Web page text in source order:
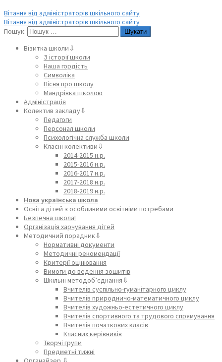
Вітання від адміністраторів шкільного сайту
Вітання від адміністраторів шкільного сайту
Пошук:
Візитка школи⇩
З історії школи
Наша гордість
Символіка
Пісня про школу
Мандрівка школою
Адміністрація
Колектив закладу⇩
Педагоги
Персонал школи
Психологічна служба школи
Класні колективи⇩
2014-2015 н.р.
2015-2016 н.р.
2016-2017 н.р.
2017-2018 н.р.
2018-2019 н.р.
Нова українська школа
Освіта дітей з особливими освітніми потребами
Безпечна школа!
Організація харчування дітей
Методичний порадник⇩
Нормативні документи
Методичні рекомендації
Критерії оцінювання
Вимоги до ведення зошитів
Шкільні методоб’єднання⇩
Вчителів суспільно-гуманітарного циклу
Вчителів природничо-математичного циклу
Вчителів художньо-естетичного циклу
Вчителів спортивного та трудового спрямування
Вчителів початкових класів
Класних керівників
Творчі групи
Предметні тижні